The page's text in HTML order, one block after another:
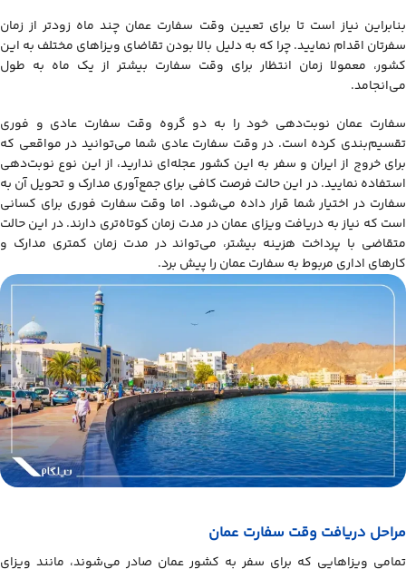
بنابراین نیاز است تا برای تعیین وقت سفارت عمان چند ماه زودتر از زمان
سفرتان اقدام نمایید. چرا که به دلیل بالا بودن تقاضای ویزاهای مختلف به این
کشور، معمولا زمان انتظار برای وقت سفارت بیشتر از یک ماه به طول
می‌انجامد.
سفارت عمان نوبت‌دهی خود را به دو گروه وقت سفارت عادی و فوری
تقسیم‌بندی کرده است. در وقت سفارت عادی شما می‌توانید در مواقعی که
برای خروج از ایران و سفر به این کشور عجله‌ای ندارید، از این نوع نوبت‌دهی
استفاده نمایید. در این حالت فرصت کافی برای جمع‌آوری مدارک و تحویل آن به
سفارت در اختیار شما قرار داده می‌شود. اما وقت سفارت فوری برای کسانی
است که نیاز به دریافت ویزای عمان در مدت زمان کوتاه‌تری دارند. در این حالت
متقاضی با پرداخت هزینه بیشتر، می‌تواند در مدت زمان کمتری مدارک و
کارهای اداری مربوط به سفارت عمان را پیش برد.
مراحل دریافت وقت سفارت عمان
تمامی ویزاهایی که برای سفر به کشور عمان صادر می‌شوند، مانند ویزای